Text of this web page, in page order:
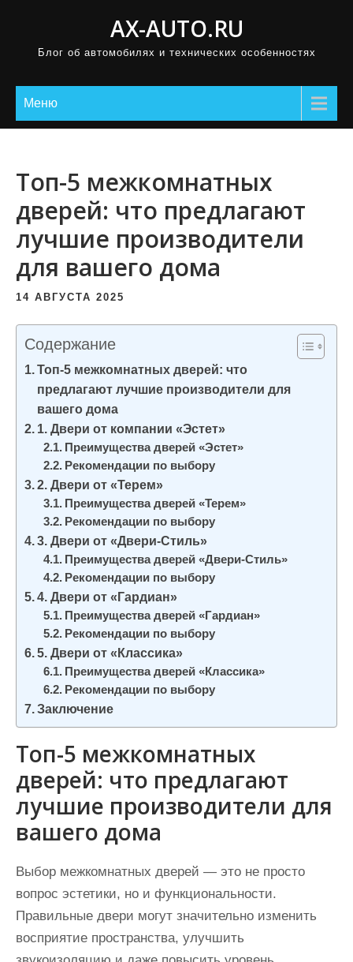
AX-AUTO.RU
Блог об автомобилях и технических особенностях
Меню
Топ-5 межкомнатных
дверей: что предлагают
лучшие производители
для вашего дома
14 АВГУСТА 2025
Содержание
Топ-5 межкомнатных дверей: что
предлагают лучшие производители для
вашего дома
1. Двери от компании «Эстет»
Преимущества дверей «Эстет»
Рекомендации по выбору
2. Двери от «Терем»
Преимущества дверей «Терем»
Рекомендации по выбору
3. Двери от «Двери-Стиль»
Преимущества дверей «Двери-Стиль»
Рекомендации по выбору
4. Двери от «Гардиан»
Преимущества дверей «Гардиан»
Рекомендации по выбору
5. Двери от «Классика»
Преимущества дверей «Классика»
Рекомендации по выбору
Заключение
Топ-5 межкомнатных
дверей: что предлагают
лучшие производители для
вашего дома
Выбор межкомнатных дверей — это не просто
вопрос эстетики, но и функциональности.
Правильные двери могут значительно изменить
восприятие пространства, улучшить